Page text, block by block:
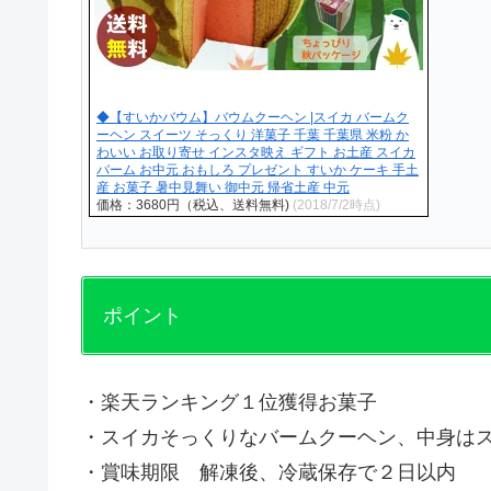
◆【すいかバウム】バウムクーヘン |スイカ バームク
ーヘン スイーツ そっくり 洋菓子 千葉 千葉県 米粉 か
わいい お取り寄せ インスタ映え ギフト お土産 スイカ
バーム お中元 おもしろ プレゼント すいか ケーキ 手土
産 お菓子 暑中見舞い 御中元 帰省土産 中元
価格：3680円（税込、送料無料) (2018/7/2時点)
ポイント
・楽天ランキング１位獲得お菓子
・スイカそっくりなバームクーヘン、中身は
・賞味期限 解凍後、冷蔵保存で２日以内